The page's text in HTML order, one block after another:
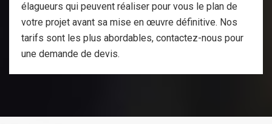
élagueurs qui peuvent réaliser pour vous le plan de
votre projet avant sa mise en œuvre définitive. Nos
tarifs sont les plus abordables, contactez-nous pour
une demande de devis.